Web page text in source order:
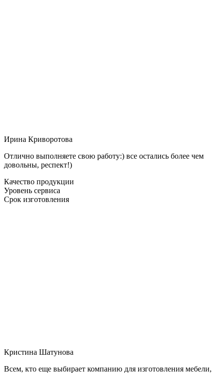
Ирина Криворотова
Отлично выполняете свою работу:) все остались более чем
довольны, респект!)
Качество продукции
Уровень сервиса
Срок изготовления
Кристина Шатунова
Всем, кто еще выбирает компанию для изготовления мебели,